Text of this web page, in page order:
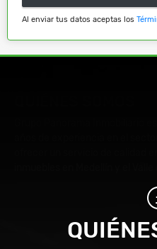
Al enviar tus datos aceptas los